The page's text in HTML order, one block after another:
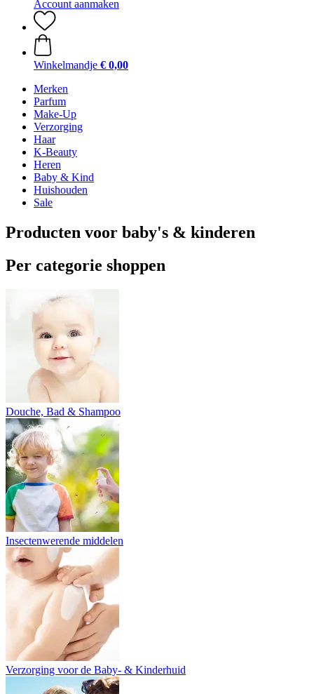
Account aanmaken
Winkelmandje € 0,00
Merken
Parfum
Make-Up
Verzorging
Haar
K-Beauty
Heren
Baby & Kind
Huishouden
Sale
Producten voor baby's & kinderen
Per categorie shoppen
Douche, Bad & Shampoo
Insectenwerende middelen
Verzorging voor de Baby- & Kinderhuid